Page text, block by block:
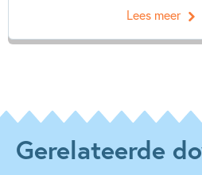
Lees meer
Gerelateerde